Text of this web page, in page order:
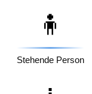
🧍
Stehende Person